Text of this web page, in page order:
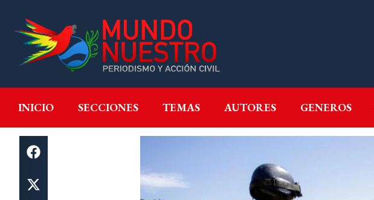
INICIO SECCIONES TEMAS AUTORES GENEROS
INICIO SECCIONES